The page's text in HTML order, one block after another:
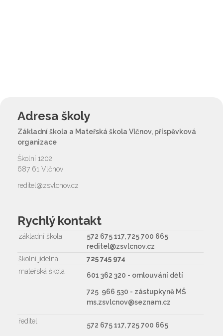
Adresa školy
Základní škola a Mateřská škola Vlčnov, příspěvková
organizace
Školní 1202
687 61 Vlčnov
reditel@zsvlcnov.cz
Rychlý kontakt
základní škola
572 675 117, 725 700 665
reditel@zsvlcnov.cz
školní jídelna
725 745 974
mateřská škola
601 362 320 - omlouvání dětí
725 966 530 - zástupkyně MŠ
ms.zsvlcnov@seznam.cz
ředitel 572 675 117, 725 700 665